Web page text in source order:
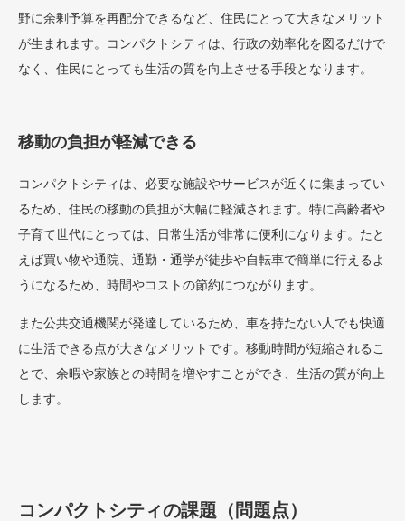
野に余剰予算を再配分できるなど、住民にとって大きなメリット
が生まれます。コンパクトシティは、行政の効率化を図るだけで
なく、住民にとっても生活の質を向上させる手段となります。
移動の負担が軽減できる
コンパクトシティは、必要な施設やサービスが近くに集まってい
るため、住民の移動の負担が大幅に軽減されます。特に高齢者や
子育て世代にとっては、日常生活が非常に便利になります。たと
えば買い物や通院、通勤・通学が徒歩や自転車で簡単に行えるよ
うになるため、時間やコストの節約につながります。
また公共交通機関が発達しているため、車を持たない人でも快適
に生活できる点が大きなメリットです。移動時間が短縮されるこ
とで、余暇や家族との時間を増やすことができ、生活の質が向上
します。
コンパクトシティの課題（問題点）